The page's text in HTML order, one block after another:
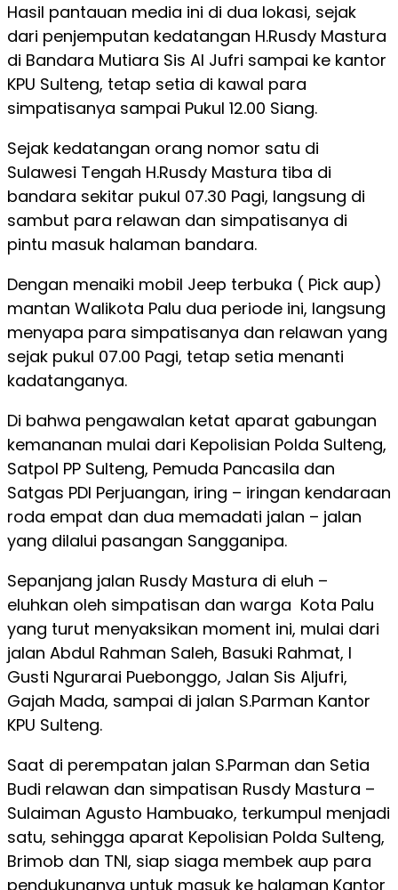
Hasil pantauan media ini di dua lokasi, sejak
dari penjemputan kedatangan H.Rusdy Mastura
di Bandara Mutiara Sis Al Jufri sampai ke kantor
KPU Sulteng, tetap setia di kawal para
simpatisanya sampai Pukul 12.00 Siang.
Sejak kedatangan orang nomor satu di
Sulawesi Tengah H.Rusdy Mastura tiba di
bandara sekitar pukul 07.30 Pagi, langsung di
sambut para relawan dan simpatisanya di
pintu masuk halaman bandara.
Dengan menaiki mobil Jeep terbuka ( Pick aup)
mantan Walikota Palu dua periode ini, langsung
menyapa para simpatisanya dan relawan yang
sejak pukul 07.00 Pagi, tetap setia menanti
kadatanganya.
Di bahwa pengawalan ketat aparat gabungan
kemananan mulai dari Kepolisian Polda Sulteng,
Satpol PP Sulteng, Pemuda Pancasila dan
Satgas PDI Perjuangan, iring – iringan kendaraan
roda empat dan dua memadati jalan – jalan
yang dilalui pasangan Sangganipa.
Sepanjang jalan Rusdy Mastura di eluh –
eluhkan oleh simpatisan dan warga Kota Palu
yang turut menyaksikan moment ini, mulai dari
jalan Abdul Rahman Saleh, Basuki Rahmat, I
Gusti Ngurarai Puebonggo, Jalan Sis Aljufri,
Gajah Mada, sampai di jalan S.Parman Kantor
KPU Sulteng.
Saat di perempatan jalan S.Parman dan Setia
Budi relawan dan simpatisan Rusdy Mastura –
Sulaiman Agusto Hambuako, terkumpul menjadi
satu, sehingga aparat Kepolisian Polda Sulteng,
Brimob dan TNI, siap siaga membek aup para
pendukungnya untuk masuk ke halaman Kantor